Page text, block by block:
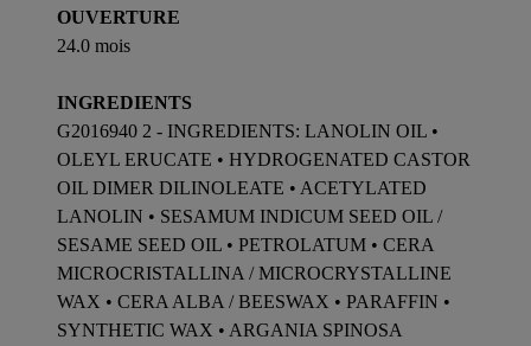
OUVERTURE
24.0 mois
INGREDIENTS
G2016940 2 - INGREDIENTS: LANOLIN OIL •
OLEYL ERUCATE • HYDROGENATED CASTOR
OIL DIMER DILINOLEATE • ACETYLATED
LANOLIN • SESAMUM INDICUM SEED OIL /
SESAME SEED OIL • PETROLATUM • CERA
MICROCRISTALLINA / MICROCRYSTALLINE
WAX • CERA ALBA / BEESWAX • PARAFFIN •
SYNTHETIC WAX • ARGANIA SPINOSA